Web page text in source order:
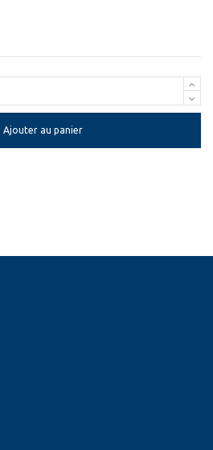
Ajouter au panier